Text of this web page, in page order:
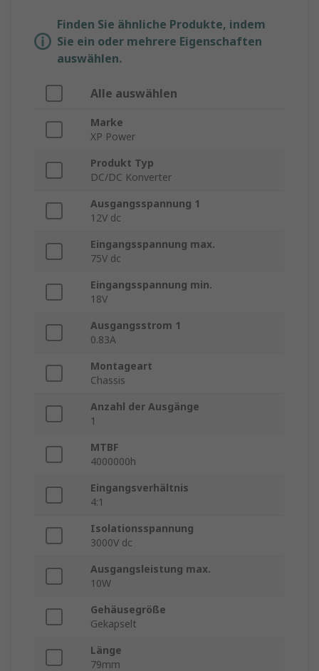
Finden Sie ähnliche Produkte, indem
Sie ein oder mehrere Eigenschaften
auswählen.
Alle auswählen
Marke
XP Power
Produkt Typ
DC/DC Konverter
Ausgangsspannung 1
12V dc
Eingangsspannung max.
75V dc
Eingangsspannung min.
18V
Ausgangsstrom 1
0.83A
Montageart
Chassis
Anzahl der Ausgänge
1
MTBF
4000000h
Eingangsverhältnis
4:1
Isolationsspannung
3000V dc
Ausgangsleistung max.
10W
Gehäusegröße
Gekapselt
Länge
79mm